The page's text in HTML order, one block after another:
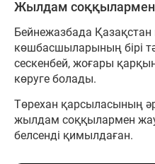
Жылдам соққылармен
Бейнежазбада
көшбасшыларының бірі
сескенбей, жоғары
көруге болады.
Төрехан қарсыласының
жылдам соққылармен
белсенді қимылдаған.